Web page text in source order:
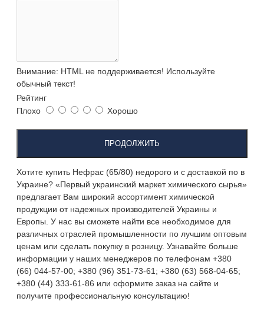
Внимание: HTML не поддерживается! Используйте
обычный текст!
Рейтинг
Плохо
Хорошо
ПРОДОЛЖИТЬ
Хотите купить Нефрас (65/80) недорого и с доставкой по в
Украине? «Первый украинский маркет химического сырья»
предлагает Вам широкий ассортимент химической
продукции от надежных производителей Украины и
Европы. У нас вы сможете найти все необходимое для
различных отраслей промышленности по лучшим оптовым
ценам или сделать покупку в розницу. Узнавайте больше
информации у наших менеджеров по телефонам +380
(66) 044-57-00; +380 (96) 351-73-61; +380 (63) 568-04-65;
+380 (44) 333-61-86 или оформите заказ на сайте и
получите профессиональную консультацию!